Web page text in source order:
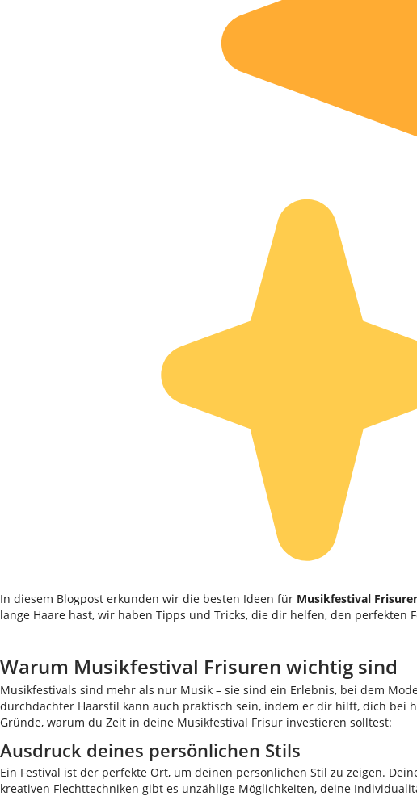
In diesem Blogpost erkunden wir die besten Ideen für Musikfestival
lange Haare hast, wir haben Tipps und Tricks, die dir helfen, den perfekten
Warum Musikfestival Frisuren wichtig sind
Musikfestivals sind mehr als nur Musik – sie sind ein Erlebnis, bei dem
durchdachter Haarstil kann auch praktisch sein, indem er dir hilft, dich bei
Gründe, warum du Zeit in deine Musikfestival Frisur investieren solltest:
Ausdruck deines persönlichen Stils
Ein Festival ist der perfekte Ort, um deinen persönlichen Stil zu zeigen.
kreativen Flechttechniken gibt es unzählige Möglichkeiten, deine